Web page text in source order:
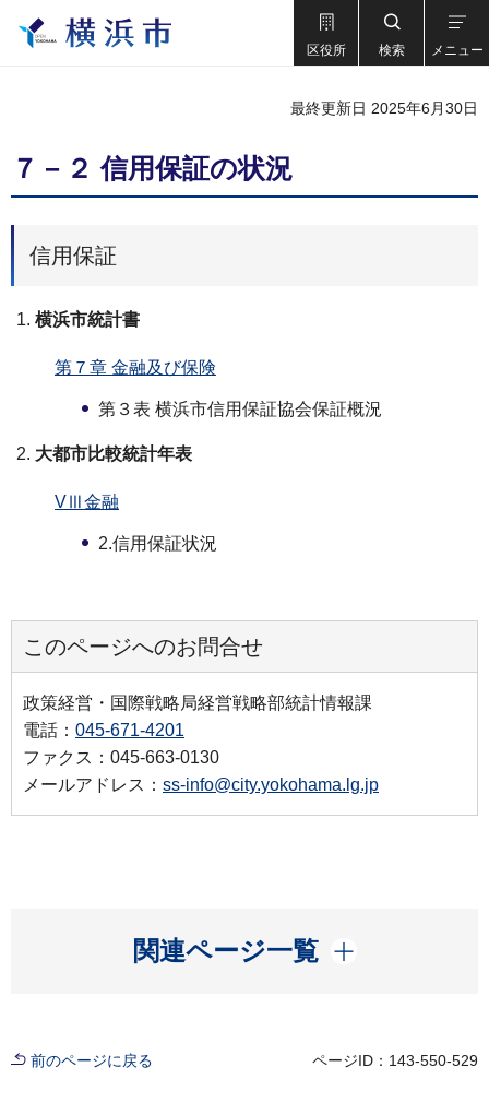
区役所 検索 メニュー
最終更新日 2025年6月30日
７－２ 信用保証の状況
信用保証
横浜市統計書
第 ７章 金融及び保険
第３表 横浜市信用保証協会保証概況
大都市比較統計年表
VⅢ金融
2.信用保証状況
このページへのお問合せ
政策経営・国際戦略局経営戦略部統計情報課
電話： 045-671-4201
ファクス：045-663-0130
メールアドレス： ss-info@city.yokohama.lg.jp
関連ページ一覧
開く
前のページに戻る ページID：143-550-529